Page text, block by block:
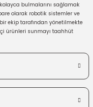
bulmalarını sağlamak
olarak robotik sistemler ve
ekip tarafından yönetilmekte
ürünleri sunmayı taahhüt